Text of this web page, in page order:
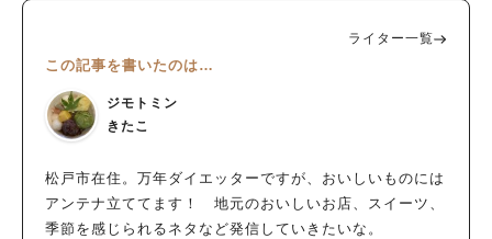
ライター一覧
この記事を書いたのは…
ジモトミン
きたこ
松戸市在住。万年ダイエッターですが、おいしいものには
アンテナ立ててます！ 地元のおいしいお店、スイーツ、
季節を感じられるネタなど発信していきたいな。